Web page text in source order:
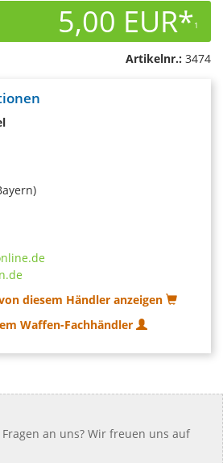
5,00 EUR*1
Artikelnr.: 3474
diesem Händler anzeigen
Waffen-Fachhändler
an uns? Wir freuen uns auf